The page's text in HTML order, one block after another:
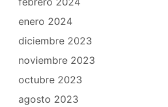
enero 2024
diciembre 2023
noviembre 2023
octubre 2023
agosto 2023